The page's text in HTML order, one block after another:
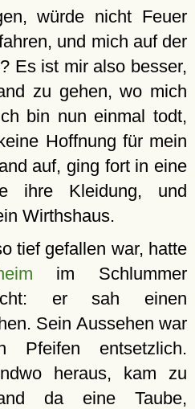
würde nicht Feuer
und mich auf der
Es ist mir also besser,
zu gehen, wo mich
bin nun einmal todt,
Hoffnung für mein
auf, ging fort in eine
ihre Kleidung, und
Wirthshaus.
tief gefallen war, hatte
im Schlummer
er sah einen
Sein Aussehen war
Pfeifen entsetzlich.
heraus, kam zu
da eine Taube,